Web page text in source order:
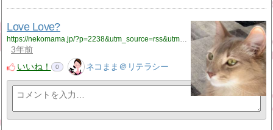
Love Love?
3年前
いいね！
0 ネコまま＠リテラシー